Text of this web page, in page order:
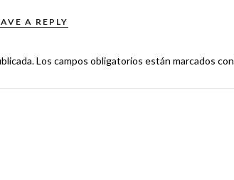
A REPLY
Los campos obligatorios están marcados con